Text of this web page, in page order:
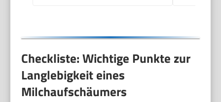
Checkliste: Wichtige Punkte zur
Langlebigkeit eines
Milchaufschäumers